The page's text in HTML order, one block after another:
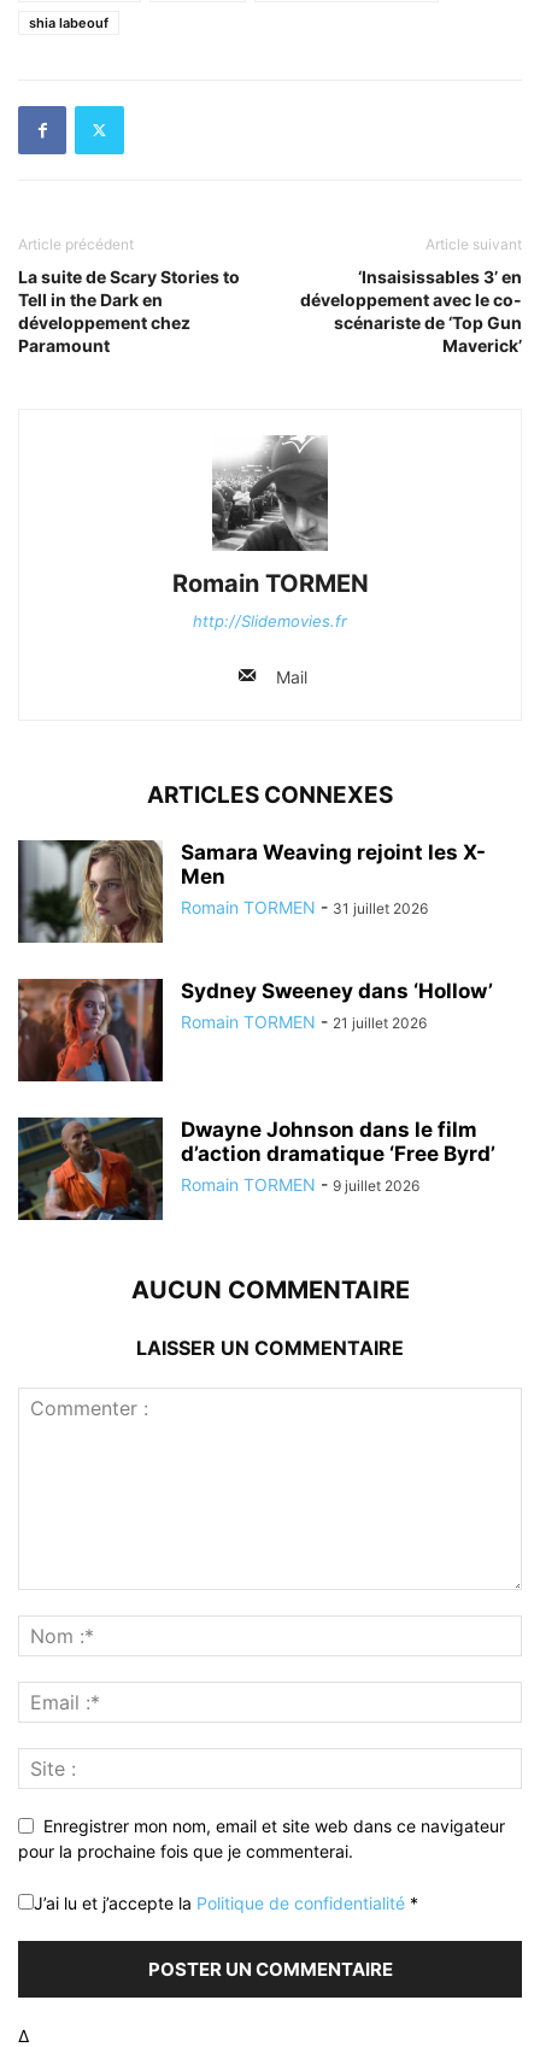
shia labeouf
Article précédent
La suite de Scary Stories to
Tell in the Dark en
développement chez
Paramount
Article suivant
‘Insaisissables 3’ en
développement avec le co-
scénariste de ‘Top Gun
Maverick’
Romain TORMEN
http://Slidemovies.fr
Mail
ARTICLES CONNEXES
Samara Weaving rejoint les X-
Men
Romain TORMEN - 31 juillet 2026
Sydney Sweeney dans ‘Hollow’
Romain TORMEN - 21 juillet 2026
Dwayne Johnson dans le film
d’action dramatique ‘Free Byrd’
Romain TORMEN - 9 juillet 2026
AUCUN COMMENTAIRE
LAISSER UN COMMENTAIRE
Enregistrer mon nom, email et site web dans ce navigateur
pour la prochaine fois que je commenterai.
J’ai lu et j’accepte la Politique de confidentialité *
Δ